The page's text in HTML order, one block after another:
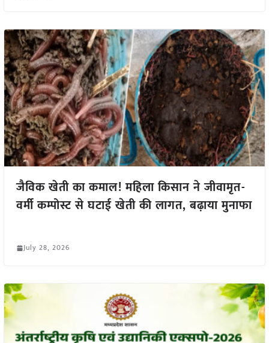
जैविक खेती का कमाल! महिला किसान ने जीवामृत-
वर्मी कम्पोस्ट से घटाई खेती की लागत, बढ़ाया मुनाफा
July 28, 2026